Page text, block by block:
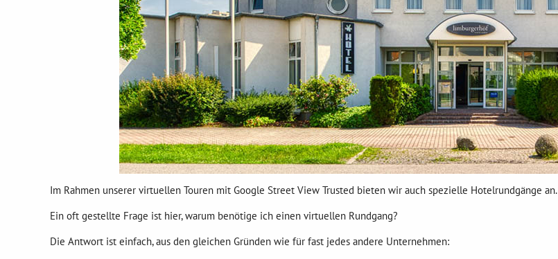
Im Rahmen unserer virtuellen Touren mit Google Street View Trusted bieten wir auch spezielle Hotelrundgänge an.
Ein oft gestellte Frage ist hier, warum benötige ich einen virtuellen Rundgang?
Die Antwort ist einfach, aus den gleichen Gründen wie für fast jedes andere Unternehmen: